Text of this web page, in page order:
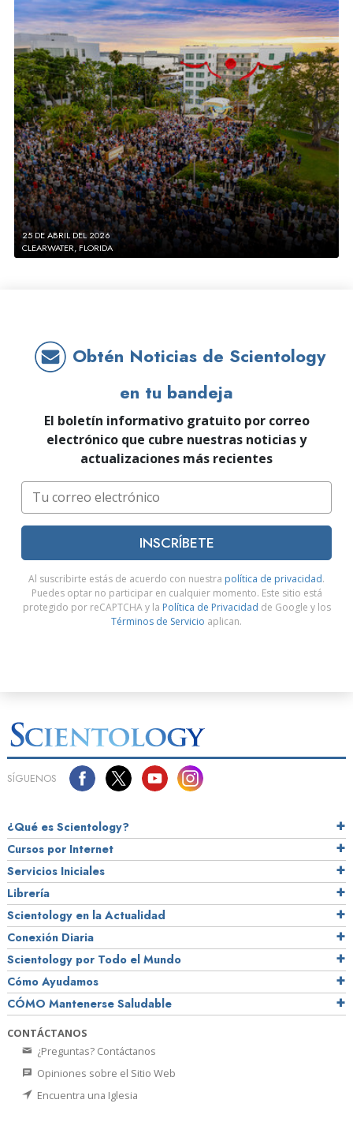
25 DE ABRIL DEL 2026
CLEARWATER, FLORIDA
Obtén Noticias de Scientology
en tu bandeja
El boletín informativo gratuito por correo
electrónico que cubre nuestras noticias y
actualizaciones más recientes
INSCRÍBETE
Al suscribirte estás de acuerdo con nuestra política de privacidad.
Puedes optar no participar en cualquier momento. Este sitio está
protegido por reCAPTCHA y la Política de Privacidad de Google y los
Términos de Servicio aplican.
SÍGUENOS
¿Qué es Scientology?
Cursos por Internet
Servicios Iniciales
Librería
Scientology en la Actualidad
Conexión Diaria
Scientology por Todo el Mundo
Cómo Ayudamos
CÓMO Mantenerse Saludable
CONTÁCTANOS
¿Preguntas? Contáctanos
Opiniones sobre el Sitio Web
Encuentra una Iglesia